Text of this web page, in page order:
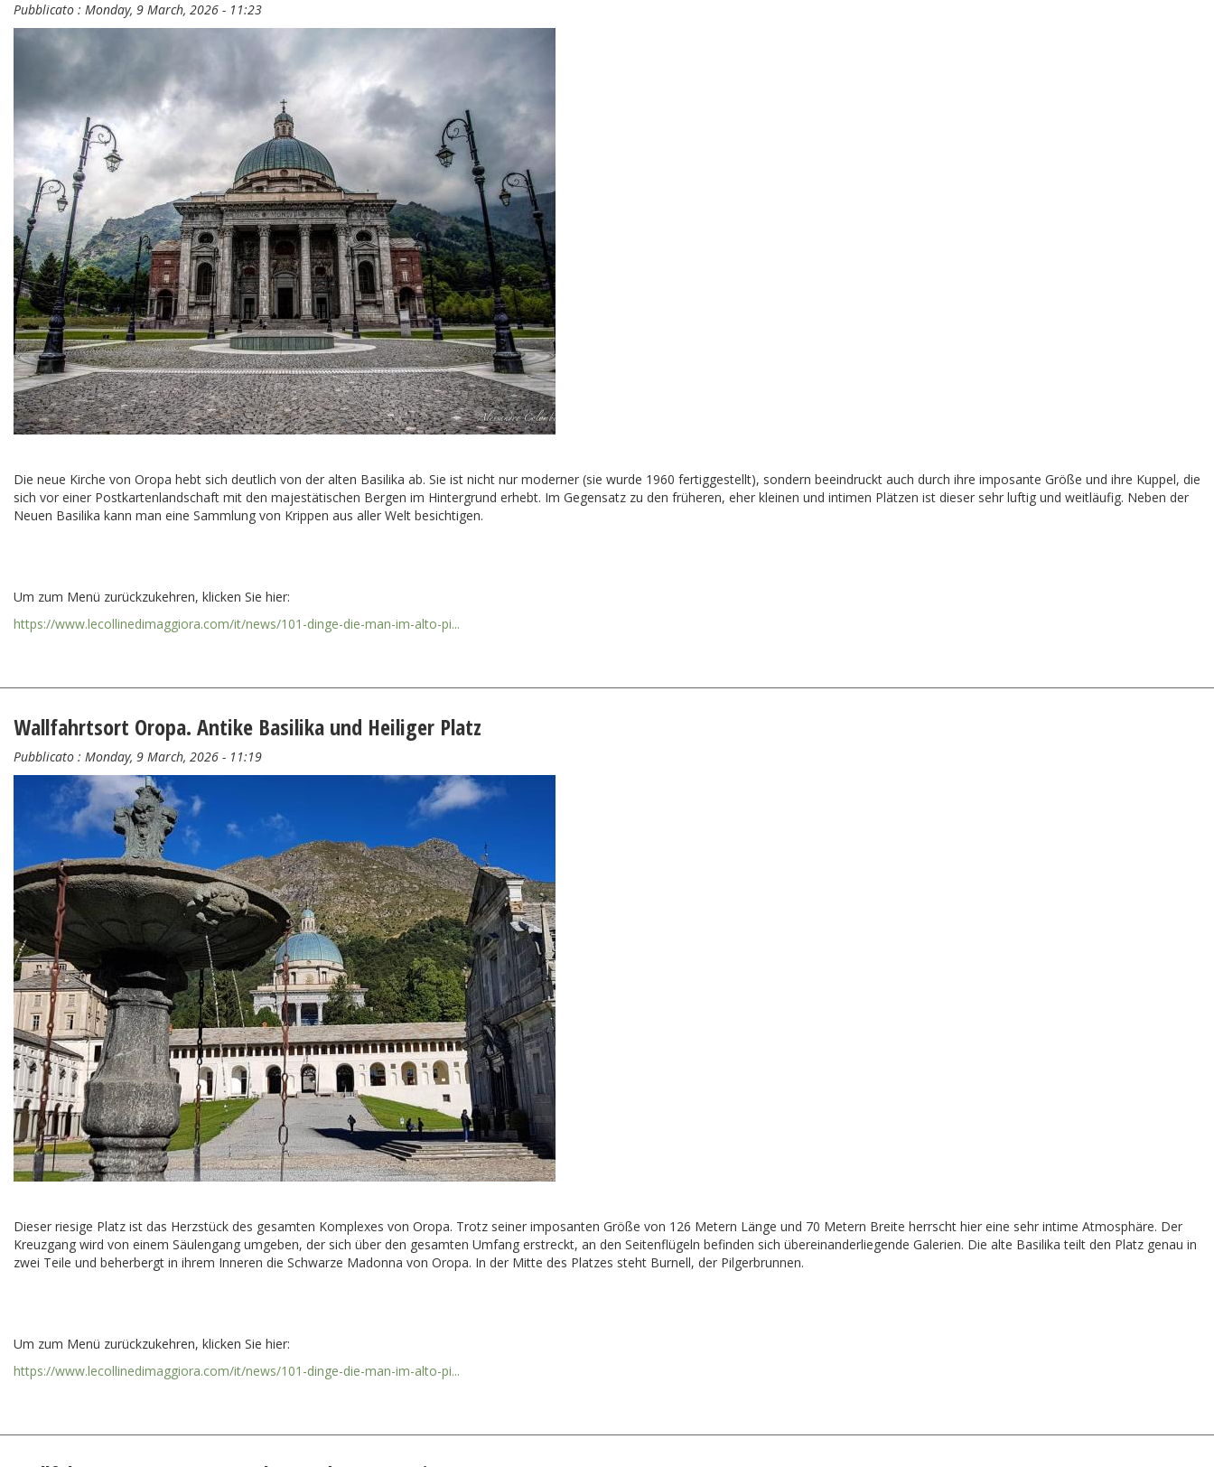
Pubblicato : Monday, 9 March, 2026 - 11:23
Die neue Kirche von Oropa hebt sich deutlich von der alten Basilika ab. Sie ist nicht nur moderner (sie wurde 1960 fertiggestellt), sondern beeindruckt auch durch ihre imposante Größe und ihre Kuppel, die
sich vor einer Postkartenlandschaft mit den majestätischen Bergen im Hintergrund erhebt. Im Gegensatz zu den früheren, eher kleinen und intimen Plätzen ist dieser sehr luftig und weitläufig. Neben der
Neuen Basilika kann man eine Sammlung von Krippen aus aller Welt besichtigen.
Um zum Menü zurückzukehren, klicken Sie hier:
https://www.lecollinedimaggiora.com/it/news/101-dinge-die-man-im-alto-pi...
Wallfahrtsort Oropa. Antike Basilika und Heiliger Platz
Pubblicato : Monday, 9 March, 2026 - 11:19
Dieser riesige Platz ist das Herzstück des gesamten Komplexes von Oropa. Trotz seiner imposanten Größe von 126 Metern Länge und 70 Metern Breite herrscht hier eine sehr intime Atmosphäre. Der
Kreuzgang wird von einem Säulengang umgeben, der sich über den gesamten Umfang erstreckt, an den Seitenflügeln befinden sich übereinanderliegende Galerien. Die alte Basilika teilt den Platz genau in
zwei Teile und beherbergt in ihrem Inneren die Schwarze Madonna von Oropa. In der Mitte des Platzes steht Burnell, der Pilgerbrunnen.
Um zum Menü zurückzukehren, klicken Sie hier:
https://www.lecollinedimaggiora.com/it/news/101-dinge-die-man-im-alto-pi...